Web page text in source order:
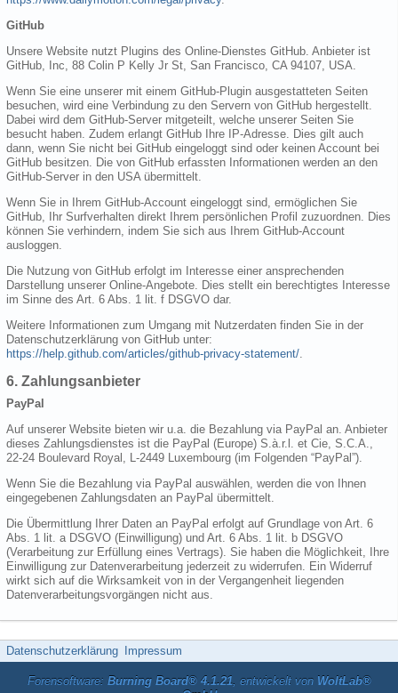
GitHub
Unsere Website nutzt Plugins des Online-Dienstes GitHub. Anbieter ist
GitHub, Inc, 88 Colin P Kelly Jr St, San Francisco, CA 94107, USA.
Wenn Sie eine unserer mit einem GitHub-Plugin ausgestatteten Seiten
besuchen, wird eine Verbindung zu den Servern von GitHub hergestellt.
Dabei wird dem GitHub-Server mitgeteilt, welche unserer Seiten Sie
besucht haben. Zudem erlangt GitHub Ihre IP-Adresse. Dies gilt auch
dann, wenn Sie nicht bei GitHub eingeloggt sind oder keinen Account bei
GitHub besitzen. Die von GitHub erfassten Informationen werden an den
GitHub-Server in den USA übermittelt.
Wenn Sie in Ihrem GitHub-Account eingeloggt sind, ermöglichen Sie
GitHub, Ihr Surfverhalten direkt Ihrem persönlichen Profil zuzuordnen. Dies
können Sie verhindern, indem Sie sich aus Ihrem GitHub-Account
ausloggen.
Die Nutzung von GitHub erfolgt im Interesse einer ansprechenden
Darstellung unserer Online-Angebote. Dies stellt ein berechtigtes Interesse
im Sinne des Art. 6 Abs. 1 lit. f DSGVO dar.
Weitere Informationen zum Umgang mit Nutzerdaten finden Sie in der
Datenschutzerklärung von GitHub unter:
https://help.github.com/articles/github-privacy-statement/
6. Zahlungsanbieter
PayPal
Auf unserer Website bieten wir u.a. die Bezahlung via PayPal an. Anbieter
dieses Zahlungsdienstes ist die PayPal (Europe) S.à.r.l. et Cie, S.C.A.,
22-24 Boulevard Royal, L-2449 Luxembourg (im Folgenden “PayPal”).
Wenn Sie die Bezahlung via PayPal auswählen, werden die von Ihnen
eingegebenen Zahlungsdaten an PayPal übermittelt.
Die Übermittlung Ihrer Daten an PayPal erfolgt auf Grundlage von Art. 6
Abs. 1 lit. a DSGVO (Einwilligung) und Art. 6 Abs. 1 lit. b DSGVO
(Verarbeitung zur Erfüllung eines Vertrags). Sie haben die Möglichkeit, Ihre
Einwilligung zur Datenverarbeitung jederzeit zu widerrufen. Ein Widerruf
wirkt sich auf die Wirksamkeit von in der Vergangenheit liegenden
Datenverarbeitungsvorgängen nicht aus.
Datenschutzerklärung Impressum
Forensoftware: Burning Board® 4.1.21, entwickelt von WoltLab®